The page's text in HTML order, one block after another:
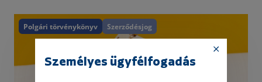
Polgári törvénykönyv Szerződésjog
Személyes ügyfélfogadás